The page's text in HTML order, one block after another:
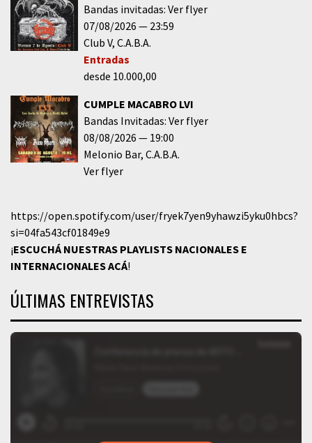
Bandas invitadas: Ver flyer
07/08/2026
23:59
Club V C.A.B.A.
Entradas
desde 10.000,00
CUMPLE MACABRO LVI
Bandas Invitadas: Ver flyer
08/08/2026
19:00
Melonio Bar C.A.B.A.
Ver flyer
https://open.spotify.com/user/fryek7yen9yhawzi5yku0hbcs?
si=04fa543cf01849e9
¡ESCUCHÁ NUESTRAS PLAYLISTS NACIONALES E
INTERNACIONALESACÁ!
ÚLTIMAS ENTREVISTAS